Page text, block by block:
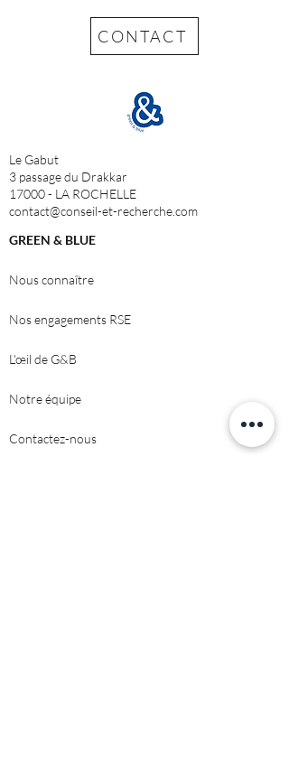
CONTACT
Le Gabut
3 passage du Drakkar
17000 - LA ROCHELLE
contact@conseil-et-recherche.com
GREEN & BLUE
Nous connaître
Nos engagements RSE
L'œil de G&B
Notre équipe
Contactez-nous